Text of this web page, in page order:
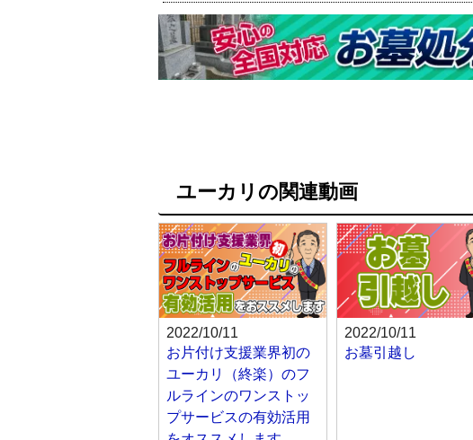
ユーカリの関連動画
2022/10/11
お片付け支援業界初の
ユーカリ（終楽）のフ
ルラインのワンストッ
プサービスの有効活用
2022/10/11
お墓引越し